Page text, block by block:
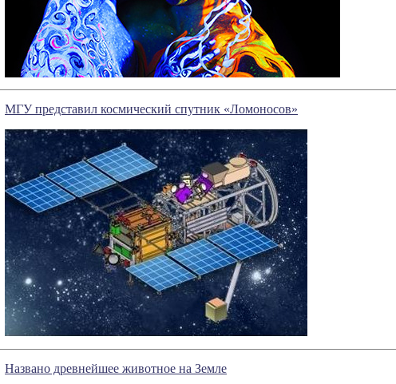
МГУ представил космический спутник «Ломоносов»
Названо древнейшее животное на Земле